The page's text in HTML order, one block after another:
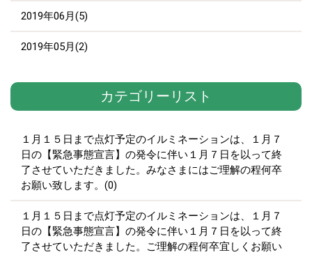
2019年06月(5)
2019年05月(2)
カテゴリーリスト
１月１５日まで点灯予定のイルミネーションは、１月７
日の【緊急事態宣言】の発令に伴い１月７日を以って終
了させていただきました。みなさまにはご理解の程何卒
お願い致します。(0)
１月１５日まで点灯予定のイルミネーションは、１月７
日の【緊急事態宣言】の発令に伴い１月７日を以って終
了させていただきました。ご理解の程何卒宜しくお願い